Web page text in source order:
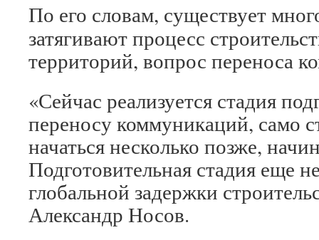
По его словам, существует
затягивают процесс
территорий, вопрос переноса
«Сейчас реализуется стадия
переносу коммуникаций, само
начаться несколько позже,
Подготовительная стадия еще
глобальной задержки
Александр Носов.